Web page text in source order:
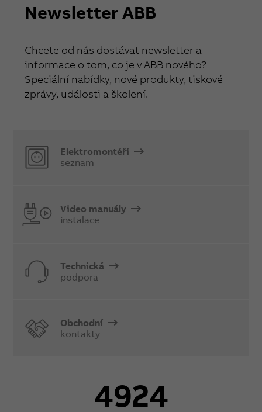
Newsletter ABB
Chcete od nás dostávat newsletter a
informace o tom, co je v ABB nového?
Speciální nabídky, nové produkty, tiskové
zprávy, události a školení.
Elektromontéři
seznam
Video manuály
instalace
Technická
podpora
Obchodní
kontakty
4924